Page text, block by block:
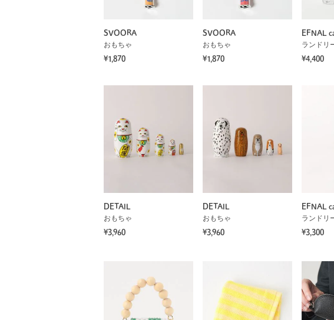
SVOORA
おもちゃ
¥1,870
SVOORA
おもちゃ
¥1,870
EFNAL
ランドリ
¥4,400
DETAIL
おもちゃ
¥3,960
DETAIL
おもちゃ
¥3,960
EFNAL
ランドリ
¥3,300